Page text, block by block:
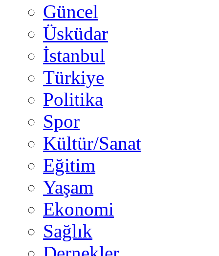
Güncel
Üsküdar
İstanbul
Türkiye
Politika
Spor
Kültür/Sanat
Eğitim
Yaşam
Ekonomi
Sağlık